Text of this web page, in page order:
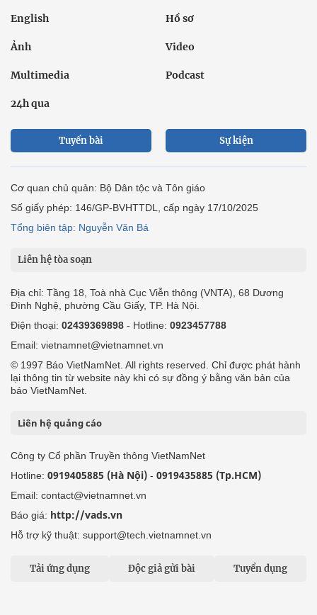
English Hồ sơ
Ảnh Video
Multimedia Podcast
24h qua
Tuyến bài Sự kiện
Cơ quan chủ quản: Bộ Dân tộc và Tôn giáo
Số giấy phép: 146/GP-BVHTTDL, cấp ngày 17/10/2025
Tổng biên tập: Nguyễn Văn Bá
Liên hệ tòa soạn
Địa chỉ: Tầng 18, Toà nhà Cục Viễn thông (VNTA), 68 Dương
Đình Nghệ, phường Cầu Giấy, TP. Hà Nội.
Điện thoại: 02439369898 - Hotline: 0923457788
Email: vietnamnet@vietnamnet.vn
© 1997 Báo VietNamNet. All rights reserved. Chỉ được phát hành
lại thông tin từ website này khi có sự đồng ý bằng văn bản của
báo VietNamNet.
Liên hệ quảng cáo
Công ty Cổ phần Truyền thông VietNamNet
Hotline: 0919405885 (Hà Nội) - 0919435885 (Tp.HCM)
Email: contact@vietnamnet.vn
Báo giá: http://vads.vn
Hỗ trợ kỹ thuật: support@tech.vietnamnet.vn
Tải ứng dụng Độc giả gửi bài Tuyển dụng